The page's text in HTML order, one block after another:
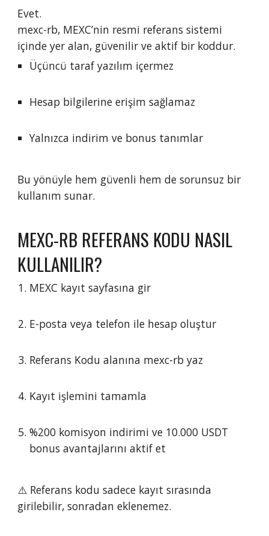
Evet.
mexc-rb, MEXC’nin resmi referans sistemi
içinde yer alan, güvenilir ve aktif bir koddur.
Üçüncü taraf yazılım içermez
Hesap bilgilerine erişim sağlamaz
Yalnızca indirim ve bonus tanımlar
Bu yönüyle hem güvenli hem de sorunsuz bir
kullanım sunar.
MEXC-RB REFERANS KODU NASIL
KULLANILIR?
MEXC kayıt sayfasına gir
E-posta veya telefon ile hesap oluştur
Referans Kodu alanına mexc-rb yaz
Kayıt işlemini tamamla
%200 komisyon indirimi ve 10.000 USDT
bonus avantajlarını aktif et
⚠️ Referans kodu sadece kayıt sırasında
girilebilir, sonradan eklenemez.